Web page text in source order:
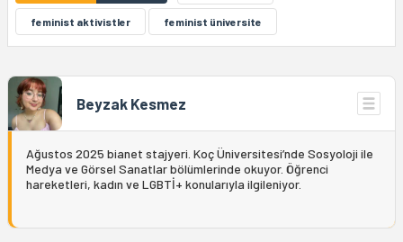
feminist aktivistler feminist üniversite
Beyzak Kesmez
Ağustos 2025 bianet stajyeri. Koç Üniversitesi’nde Sosyoloji ile
Medya ve Görsel Sanatlar bölümlerinde okuyor. Öğrenci
hareketleri, kadın ve LGBTİ+ konularıyla ilgileniyor.